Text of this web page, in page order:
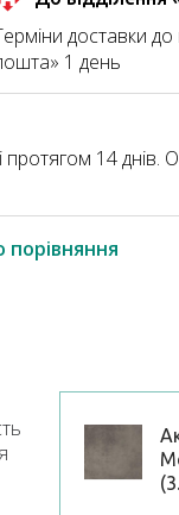
доставки до
1 день
14 днів.
порівняння